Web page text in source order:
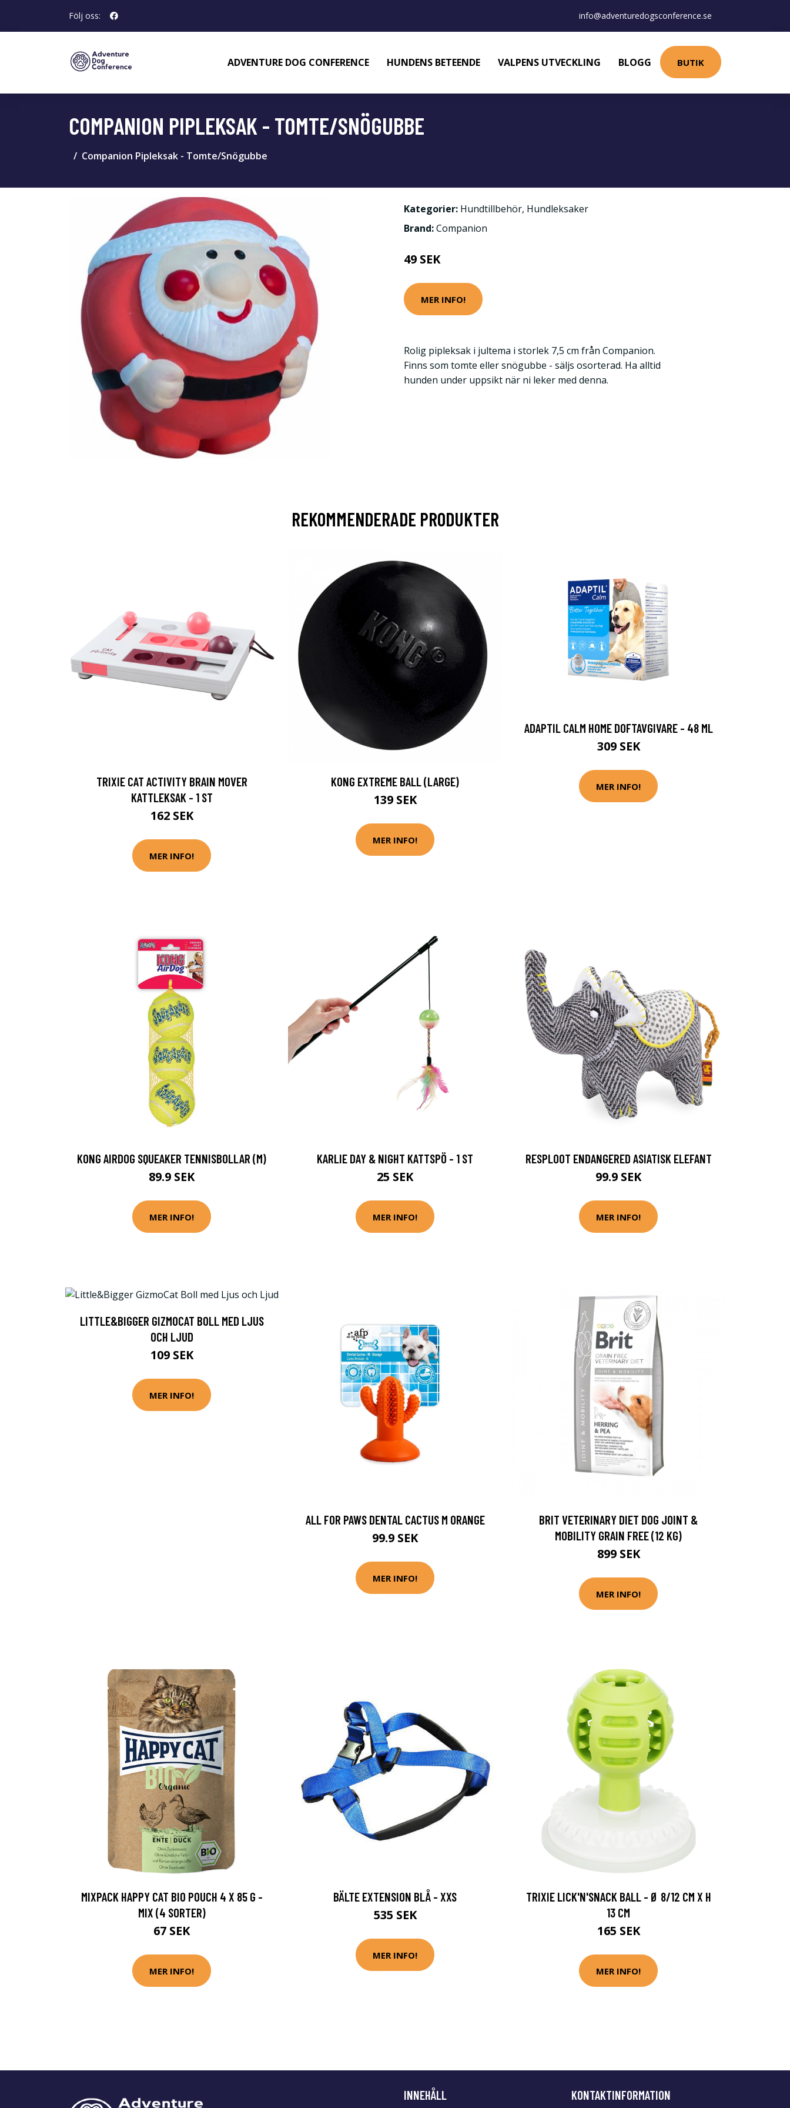
Följ oss: info@adventuredogsconference.se
ADVENTURE DOG CONFERENCE HUNDENS BETEENDE VALPENS UTVECKLING BLOGG BUTIK
COMPANION PIPLEKSAK - TOMTE/SNÖGUBBE
Companion Pipleksak - Tomte/Snögubbe
Kategorier: Hundtillbehör, Hundleksaker
Brand:Companion
49 SEK
MER INFO!
Rolig pipleksak i jultema i storlek 7,5 cm från Companion.
Finns som tomte eller snögubbe - säljs osorterad. Ha alltid
hunden under uppsikt när ni leker med denna.
REKOMMENDERADE PRODUKTER
TRIXIE CAT ACTIVITY BRAIN MOVER
KATTLEKSAK - 1 ST
162 SEK
MER INFO!
KONG EXTREME BALL (LARGE)
139 SEK
MER INFO!
ADAPTIL CALM HOME DOFTAVGIVARE - 48 ML
309 SEK
MER INFO!
KONG AIRDOG SQUEAKER TENNISBOLLAR (M)
89.9 SEK
MER INFO!
KARLIE DAY & NIGHT KATTSPÖ - 1 ST
25 SEK
MER INFO!
RESPLOOT ENDANGERED ASIATISK ELEFANT
99.9 SEK
MER INFO!
LITTLE&BIGGER GIZMOCAT BOLL MED LJUS
OCH LJUD
109 SEK
MER INFO!
ALL FOR PAWS DENTAL CACTUS M ORANGE
99.9 SEK
MER INFO!
BRIT VETERINARY DIET DOG JOINT &
MOBILITY GRAIN FREE (12 KG)
899 SEK
MER INFO!
MIXPACK HAPPY CAT BIO POUCH 4 X 85 G -
MIX (4 SORTER)
67 SEK
MER INFO!
BÄLTE EXTENSION BLÅ - XXS
535 SEK
MER INFO!
TRIXIE LICK'N'SNACK BALL - Ø 8/12 CM X H
13 CM
165 SEK
MER INFO!
INNEHÅLL KONTAKTINFORMATION